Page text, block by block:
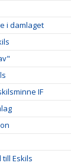
i damlaget
IF
Eskils